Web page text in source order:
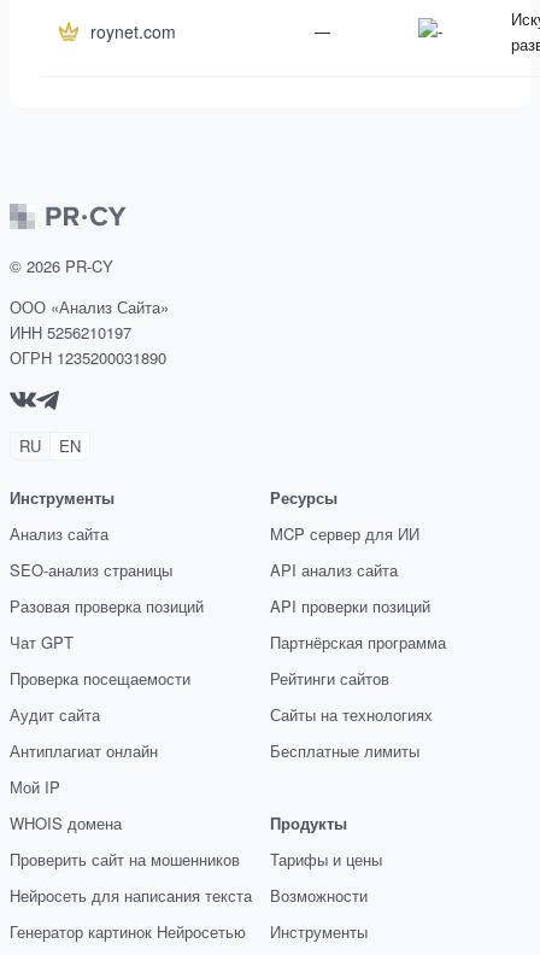
roynet.com —
© 2026 PR-CY
ООО «Анализ Сайта»
ИНН 5256210197
ОГРН 1235200031890
RU EN
Инструменты
Анализ сайта
SEO-анализ страницы
Разовая проверка позиций
Чат GPT
Проверка посещаемости
Аудит сайта
Антиплагиат онлайн
Мой IP
WHOIS домена
Проверить сайт на мошенников
Нейросеть для написания текста
Генератор картинок Нейросетью
Ресурсы
MCP сервер для ИИ
API анализ сайта
API проверки позиций
Партнёрская программа
Рейтинги сайтов
Сайты на технологиях
Бесплатные лимиты
Продукты
Тарифы и цены
Возможности
Инструменты